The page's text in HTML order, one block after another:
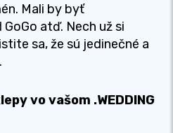
Mali by byť
atď. Nech už si
sa, že sú jedinečné a
vo vašom .WEDDING